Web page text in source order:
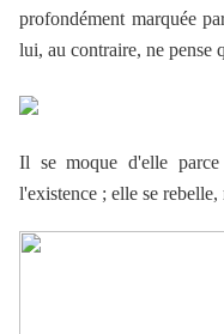
profondément marquée
lui, au contraire, ne pense
Il se moque d'elle
l'existence ; elle se